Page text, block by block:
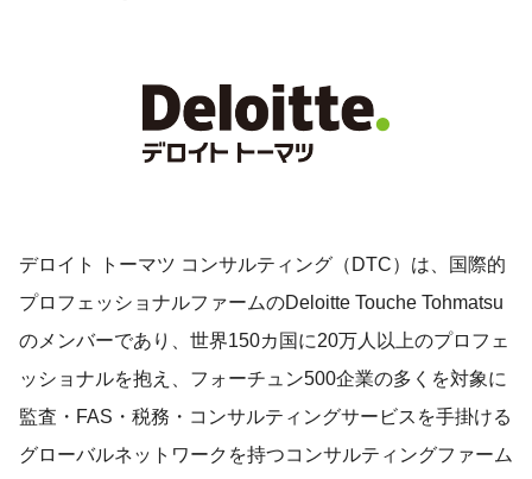
デロイト トーマツ コンサルティング（DTC）は、国際的
プロフェッショナルファームのDeloitte Touche Tohmatsu
のメンバーであり、世界150カ国に20万人以上のプロフェ
ッショナルを抱え、フォーチュン500企業の多くを対象に
監査・FAS・税務・コンサルティングサービスを手掛ける
グローバルネットワークを持つコンサルティングファーム